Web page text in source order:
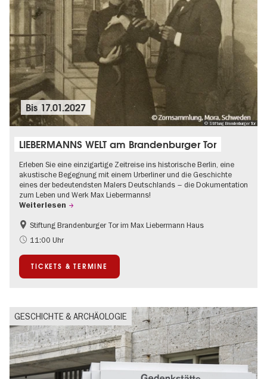
© Stiftung Brandenburger Tor
Bis 17.01.2027
LIEBERMANNS WELT am Brandenburger Tor
Erleben Sie eine einzigartige Zeitreise ins historische Berlin, eine
akustische Begegnung mit einem Urberliner und die Geschichte
eines der bedeutendsten Malers Deutschlands – die Dokumentation
zum Leben und Werk Max Liebermanns!
Weiterlesen
Geschichte
Barrierefrei
NS-Geschichte
Politik & Gesellschaft
Stiftung Brandenburger Tor im Max Liebermann Haus
11:00 Uhr
TICKETS & TERMINE
GESCHICHTE & ARCHÄOLOGIE